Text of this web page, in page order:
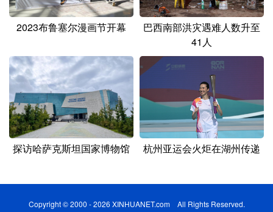
2023布鲁塞尔漫画节开幕
巴西南部洪灾遇难人数升至
41人
探访哈萨克斯坦国家博物馆 杭州亚运会火炬在湖州传递
Copyright © 2000 - 2026 XINHUANET.com All Rights Reserved.